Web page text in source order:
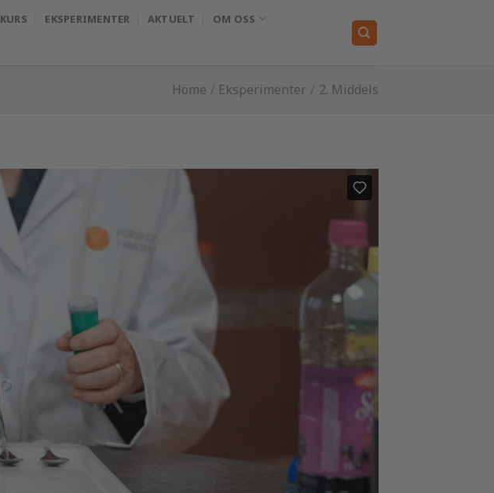
KURS EKSPERIMENTER AKTUELT OM OSS
Home / Eksperimenter / 2. Middels